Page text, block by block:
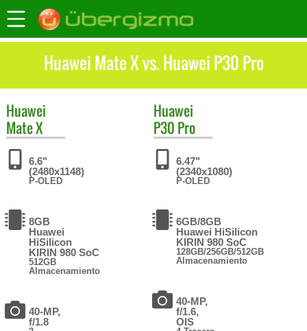
Huawei Mate X vs. Huawei P30 Pro
Huawei
Mate X
6.6"
(2480x1148)
P-OLED
8GB
Huawei
HiSilicon
KIRIN 980 SoC
512GB
Almacenamiento
40-MP,
f/1.8
Huawei
P30 Pro
6.47"
(2340x1080)
P-OLED
6GB/8GB
Huawei HiSilicon
KIRIN 980 SoC
128GB/256GB/512GB
Almacenamiento
40-MP,
f/1.6,
OIS